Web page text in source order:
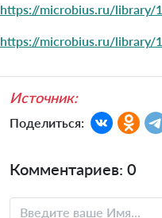
https://microbius.ru/library/
https://microbius.ru/library/
Источник:
Поделиться:
Комментариев: 0